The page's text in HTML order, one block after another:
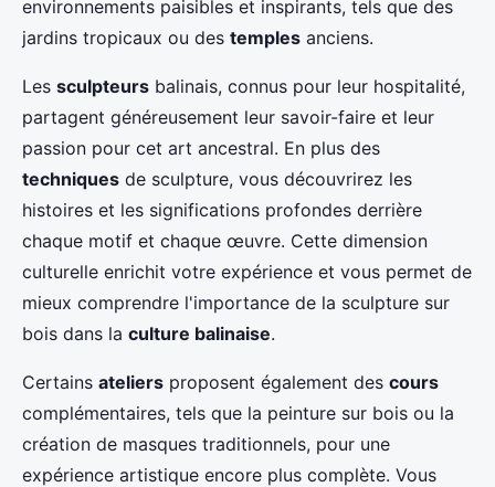
environnements paisibles et inspirants, tels que des
jardins tropicaux ou des temples anciens.
Les sculpteurs balinais, connus pour leur hospitalité,
partagent généreusement leur savoir-faire et leur
passion pour cet art ancestral. En plus des
techniques de sculpture, vous découvrirez les
histoires et les significations profondes derrière
chaque motif et chaque œuvre. Cette dimension
culturelle enrichit votre expérience et vous permet de
mieux comprendre l'importance de la sculpture sur
bois dans la culture balinaise.
Certains ateliers proposent également des cours
complémentaires, tels que la peinture sur bois ou la
création de masques traditionnels, pour une
expérience artistique encore plus complète. Vous